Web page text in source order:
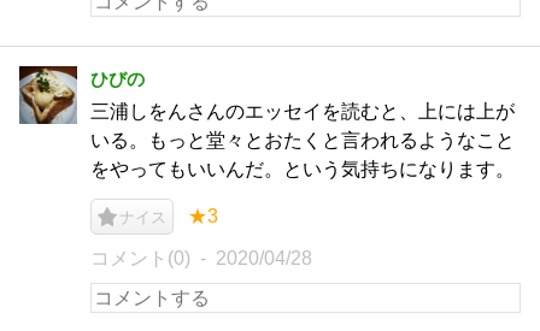
ひびの
三浦しをんさんのエッセイを読むと、上には上が
いる。もっと堂々とおたくと言われるようなこと
をやってもいいんだ。という気持ちになります。
ナイス ★3
コメント(0) 2020/04/28